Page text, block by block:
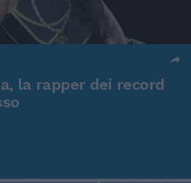
la rapper dei record